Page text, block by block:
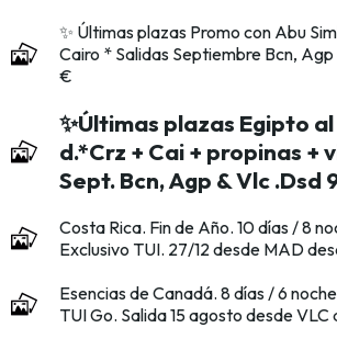
✨ Últimas plazas Promo con Abu
Cairo * Salidas Septiembre Bcn,
€
✨Últimas plazas Egipto
d.*Crz + Cai + propinas +
Sept. Bcn, Agp & Vlc .Dsd
Costa Rica. Fin de Año. 10 días / 8
Exclusivo TUI. 27/12 desde MAD
Esencias de Canadá. 8 días / 6
TUI Go. Salida 15 agosto desde